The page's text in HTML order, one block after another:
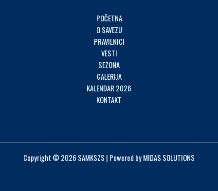
POČETNA
O SAVEZU
PRAVILNICI
VESTI
SEZONA
GALERIJA
KALENDAR 2026
KONTAKT
Copyright © 2026 SAMKSZS | Powered by MIDAS SOLUTIONS